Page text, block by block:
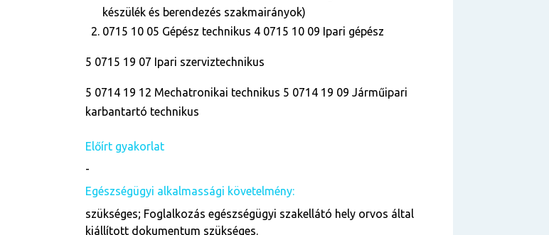
készülék és berendezés szakmairányok)
0715 10 05 Gépész technikus 4 0715 10 09 Ipari gépész
5 0715 19 07 Ipari szerviztechnikus
5 0714 19 12 Mechatronikai technikus 5 0714 19 09 Járműipari
karbantartó technikus
Előírt gyakorlat
-
Egészségügyi alkalmassági követelmény:
szükséges; Foglalkozás egészségügyi szakellátó hely orvos által
kiállított dokumentum szükséges.